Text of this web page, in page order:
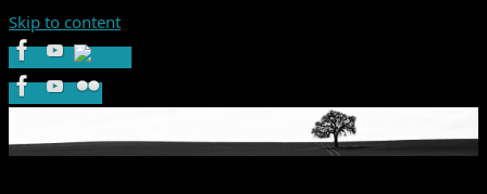
Skip to content